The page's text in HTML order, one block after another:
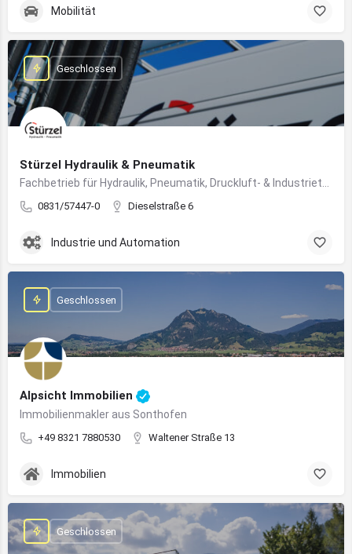
Mobilität
Stürzel Hydraulik & Pneumatik
0831/57447-0 Dieselstraße 6
Geschlossen
Industrie und Automation
Alpsicht Immobilien
Immobilienmakler aus Sonthofen
+49 8321 7880530 Waltener Straße 13
Geschlossen
Immobilien
Geschlossen